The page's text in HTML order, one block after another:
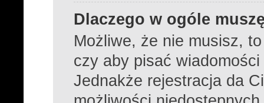
Dlaczego w ogóle
Możliwe, że nie musisz,
czy aby pisać
Jednakże rejestracja da